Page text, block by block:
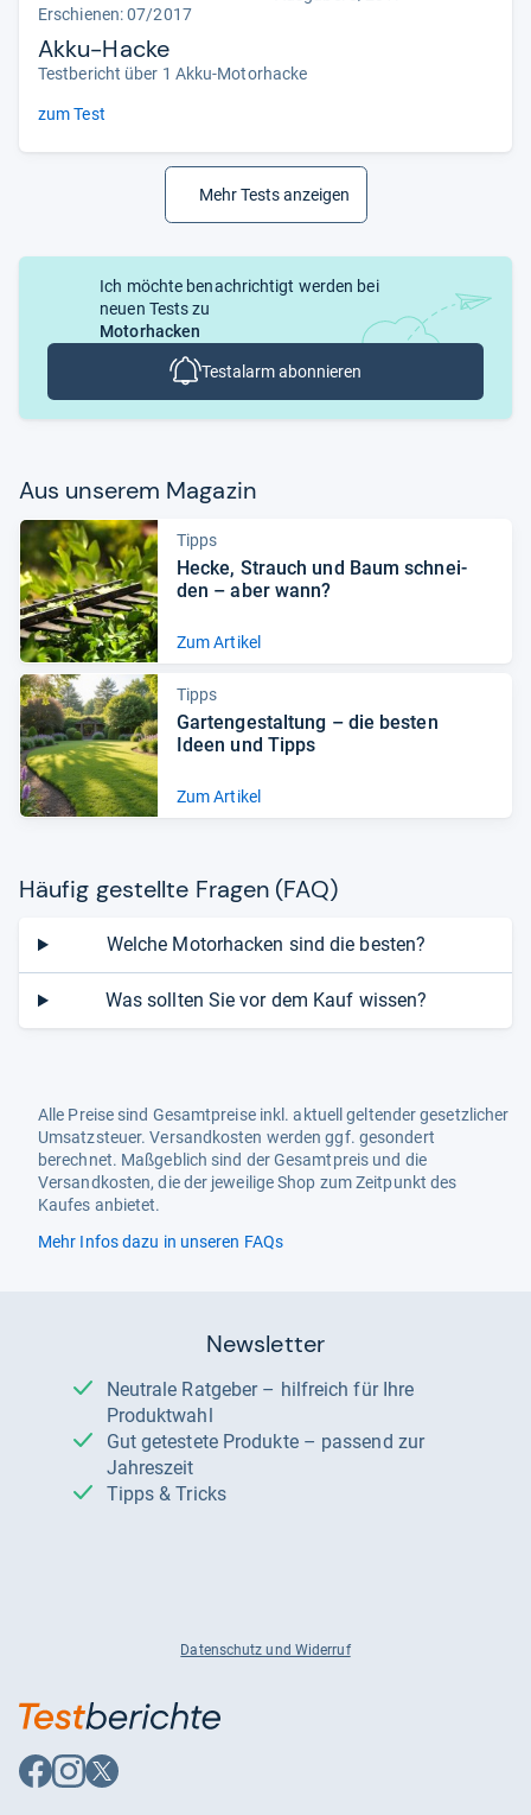
Erschienen: 07/2017
Akku-Hacke
Testbericht über 1 Akku-Motorhacke
zum Test
Mehr Tests anzeigen
Ich möchte benachrichtigt werden bei
neuen Tests zu
Motorhacken
Testalarm abonnieren
Aus unse­rem Maga­zin
Tipps
Hecke, Strauch und Baum schnei­
den – aber wann?
Zum Artikel
Tipps
Gar­ten­ge­stal­tung – die bes­ten
Ideen und Tipps
Zum Artikel
Häu­fig gestellte Fra­gen (FAQ)
Welche Motorhacken sind die besten?
Was sollten Sie vor dem Kauf wissen?
Alle Preise sind Gesamtpreise inkl. aktuell geltender gesetzlicher
Umsatzsteuer. Versandkosten werden ggf. gesondert
berechnet. Maßgeblich sind der Gesamtpreis und die
Versandkosten, die der jeweilige Shop zum Zeitpunkt des
Kaufes anbietet.
Mehr Infos dazu in unseren FAQs
Newsletter
Neutrale Ratgeber – hilfreich für Ihre
Produktwahl
Gut getestete Produkte – passend zur
Jahreszeit
Tipps & Tricks
Datenschutz und Widerruf
Auf
Facebook
Auf
Instagram
Auf
X